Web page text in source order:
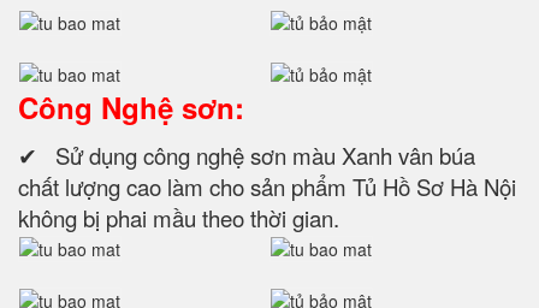
Công Nghệ sơn:
✔ Sử dụng công nghệ sơn màu Xanh vân búa
chất lượng cao làm cho sản phẩm Tủ Hồ Sơ Hà Nội
không bị phai mầu theo thời gian.